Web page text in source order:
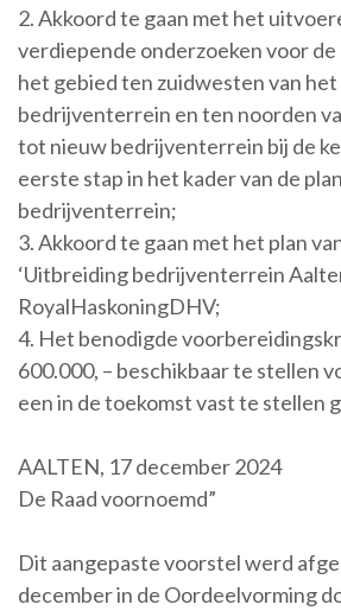
2. Akkoord te gaan met het
verdiepende onderzoeken voor
het gebied ten zuidwesten van
bedrijventerrein en ten noorden
tot nieuw bedrijventerrein bij de
eerste stap in het kader van de
bedrijventerrein;
3. Akkoord te gaan met het plan
‘Uitbreiding bedrijventerrein
RoyalHaskoningDHV;
4. Het benodigde
600.000, – beschikbaar te stellen
een in de toekomst vast te stellen
AALTEN, 17 december 2024
De Raad voornoemd”
Dit aangepaste voorstel werd
december in de Oordeelvorming